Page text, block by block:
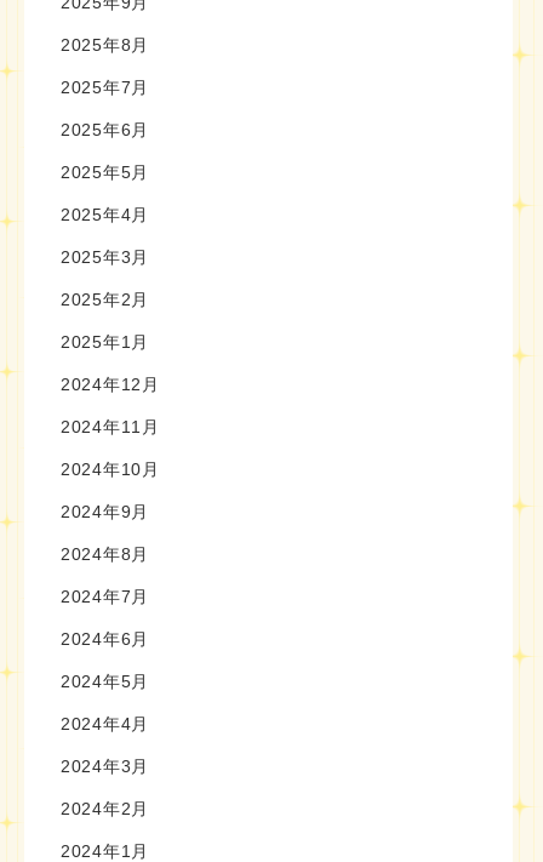
2025年8月
2025年7月
2025年6月
2025年5月
2025年4月
2025年3月
2025年2月
2025年1月
2024年12月
2024年11月
2024年10月
2024年9月
2024年8月
2024年7月
2024年6月
2024年5月
2024年4月
2024年3月
2024年2月
2024年1月